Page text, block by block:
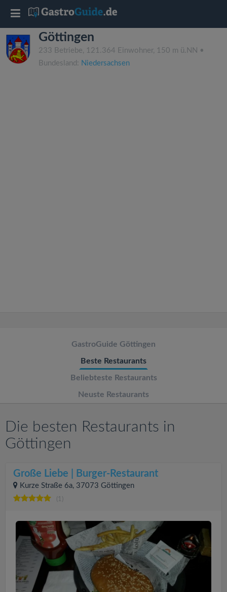
Göttingen
233 Betriebe, 121.364 Einwohner, 150 m ü.NN •
Bundesland: Niedersachsen
GastroGuide Göttingen
Beste Restaurants
Beliebteste Restaurants
Neuste Restaurants
Die besten Restaurants in
Göttingen
Große Liebe | Burger-Restaurant
Kurze Straße 6a, 37073 Göttingen
(1)
T
o